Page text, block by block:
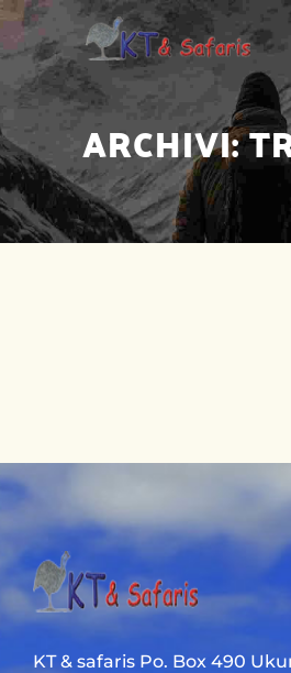
ARCHIVI:
KT & safaris Po. Box 490